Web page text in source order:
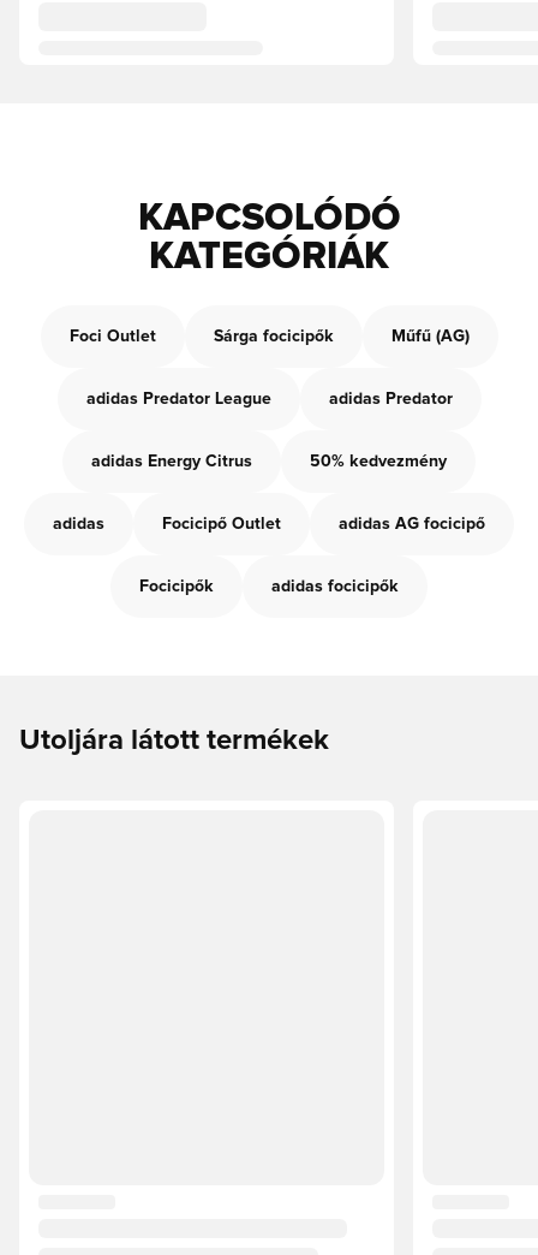
KAPCSOLÓDÓ
KATEGÓRIÁK
Foci Outlet Sárga focicipők Műfű (AG)
adidas Predator League adidas Predator
adidas Energy Citrus 50% kedvezmény
adidas Focicipő Outlet adidas AG focicipő
Focicipők adidas focicipők
Utoljára látott termékek